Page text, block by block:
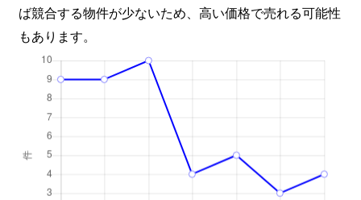
ば競合する物件が少ないため、高い価格で売れる可能性
もあります。